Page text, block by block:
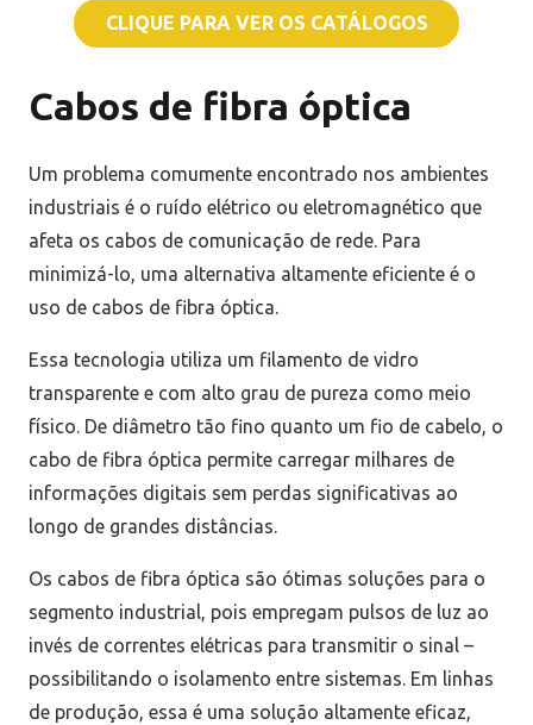
CLIQUE PARA VER OS CATÁLOGOS
Cabos de fibra óptica
Um problema comumente encontrado nos ambientes
industriais é o ruído elétrico ou eletromagnético que
afeta os cabos de comunicação de rede. Para
minimizá-lo, uma alternativa altamente eficiente é o
uso de cabos de fibra óptica.
Essa tecnologia utiliza um filamento de vidro
transparente e com alto grau de pureza como meio
físico. De diâmetro tão fino quanto um fio de cabelo, o
cabo de fibra óptica permite carregar milhares de
informações digitais sem perdas significativas ao
longo de grandes distâncias.
Os cabos de fibra óptica são ótimas soluções para o
segmento industrial, pois empregam pulsos de luz ao
invés de correntes elétricas para transmitir o sinal –
possibilitando o isolamento entre sistemas. Em linhas
de produção, essa é uma solução altamente eficaz,